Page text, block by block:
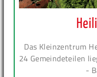
Das Kleinzentrum
24 Gemeindeteilen
-